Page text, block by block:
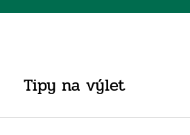
Tipy na výlet